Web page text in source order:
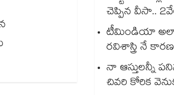
చెప్పిన వీసా..
టీమిండియా అలా
రవిశాస్త్రి నే
నా ఆస్తులన్నీ
చివరి కోరిక